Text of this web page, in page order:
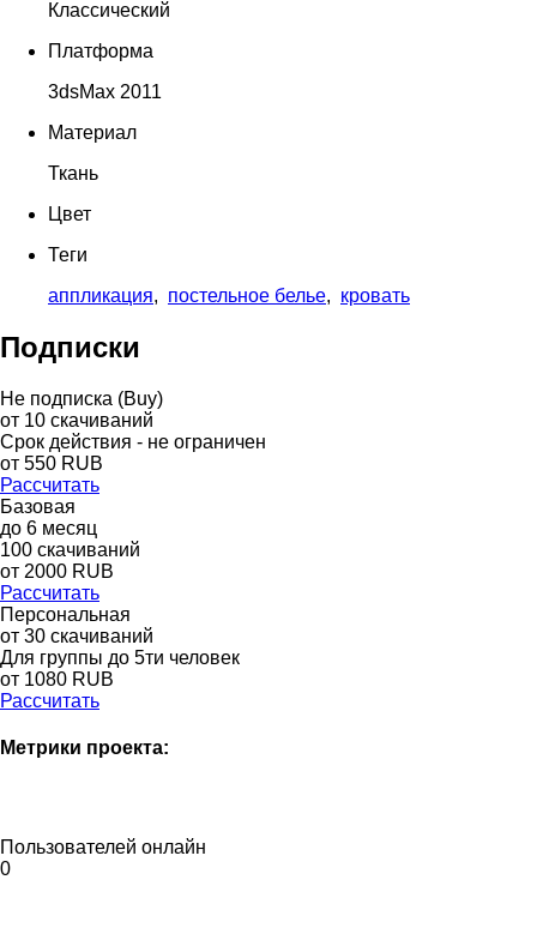
Классический
Платформа
3dsMax 2011
Материал
Ткань
Цвет
Теги
аппликация, постельное белье, кровать
Подписки
Не подписка (Buy)
от 10 скачиваний
Срок действия - не ограничен
от 550 RUB
Рассчитать
Базовая
до 6 месяц
100 скачиваний
от 2000 RUB
Рассчитать
Персональная
от 30 скачиваний
Для группы до 5ти человек
от 1080 RUB
Рассчитать
Метрики проекта:
Пользователей онлайн
0